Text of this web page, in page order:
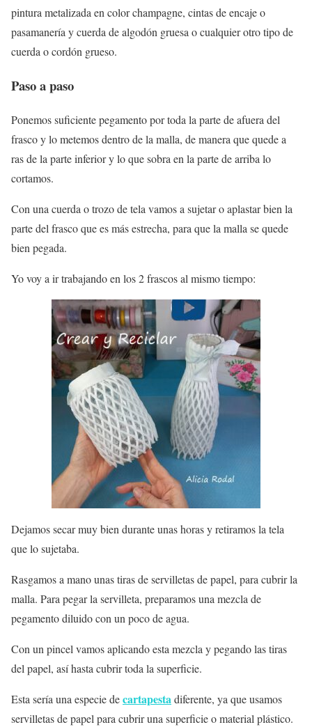
pintura metalizada en color champagne, cintas de encaje o
pasamanería y cuerda de algodón gruesa o cualquier otro tipo de
cuerda o cordón grueso.
Paso a paso
Ponemos suficiente pegamento por toda la parte de afuera del
frasco y lo metemos dentro de la malla, de manera que quede a
ras de la parte inferior y lo que sobra en la parte de arriba lo
cortamos.
Con una cuerda o trozo de tela vamos a sujetar o aplastar bien la
parte del frasco que es más estrecha, para que la malla se quede
bien pegada.
Yo voy a ir trabajando en los 2 frascos al mismo tiempo:
Dejamos secar muy bien durante unas horas y retiramos la tela
que lo sujetaba.
Rasgamos a mano unas tiras de servilletas de papel, para cubrir la
malla. Para pegar la servilleta, preparamos una mezcla de
pegamento diluido con un poco de agua.
Con un pincel vamos aplicando esta mezcla y pegando las tiras
del papel, así hasta cubrir toda la superficie.
Esta sería una especie decartapestadiferente, ya que usamos
servilletas de papel para cubrir una superficie o material plástico.